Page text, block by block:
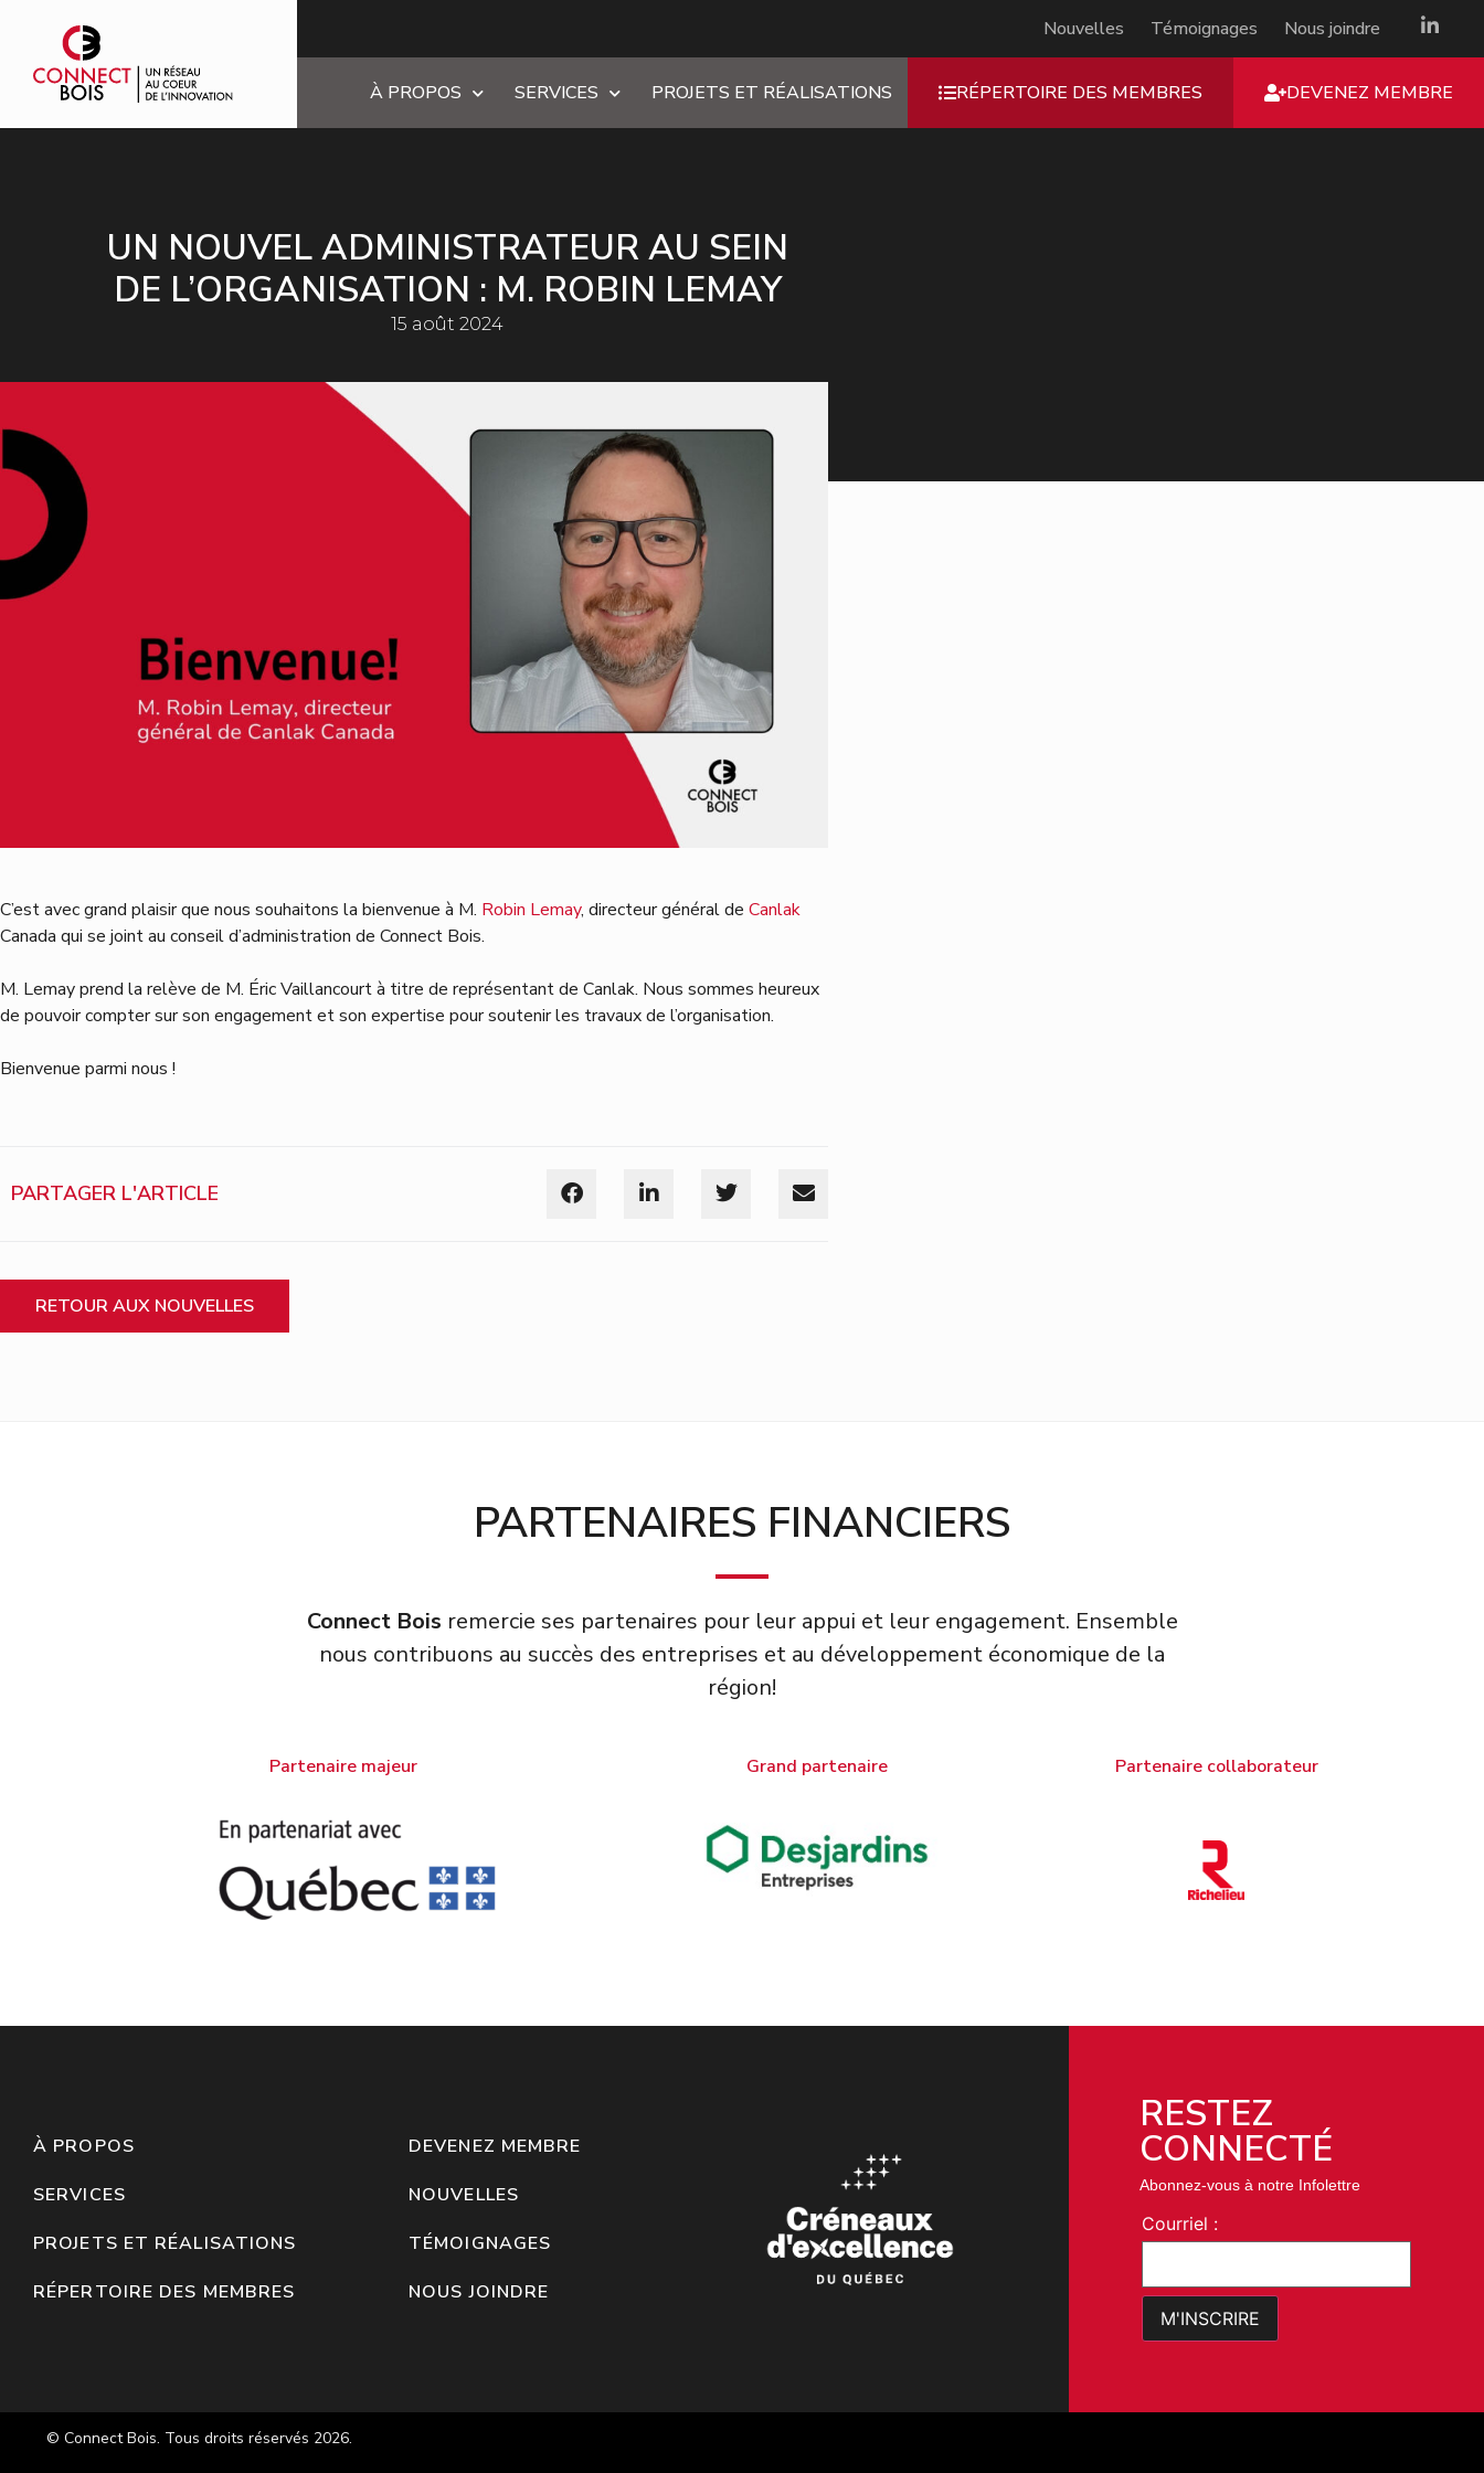
Nouvelles Témoignages Nous joindre
À PROPOS SERVICES PROJETS ET RÉALISATIONS RÉPERTOIRE DES MEMBRES DEVENEZ MEMBRE
UN NOUVEL ADMINISTRATEUR AU SEIN
DE L’ORGANISATION : M. ROBIN LEMAY
15 août 2024
C’est avec grand plaisir que nous souhaitons la bienvenue à M. Robin Lemay, directeur général de Canlak
Canada qui se joint au conseil d’administration de Connect Bois.
M. Lemay prend la relève de M. Éric Vaillancourt à titre de représentant de Canlak. Nous sommes heureux
de pouvoir compter sur son engagement et son expertise pour soutenir les travaux de l’organisation.
Bienvenue parmi nous !
PARTAGER L'ARTICLE
RETOUR AUX NOUVELLES
PARTENAIRES FINANCIERS
Connect Bois remercie ses partenaires pour leur appui et leur engagement. Ensemble
nous contribuons au succès des entreprises et au développement économique de la
région!
Partenaire majeur Grand partenaire Partenaire collaborateur
À PROPOS
SERVICES
PROJETS ET RÉALISATIONS
RÉPERTOIRE DES MEMBRES
DEVENEZ MEMBRE
NOUVELLES
TÉMOIGNAGES
NOUS JOINDRE
RESTEZ
CONNECTÉ
Abonnez-vous à notre Infolettre
Courriel :
© Connect Bois. Tous droits réservés 2026.